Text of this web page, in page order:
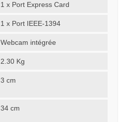
1 x Port Express Card
1 x Port IEEE-1394
Webcam intégrée
2.30 Kg
3 cm
34 cm